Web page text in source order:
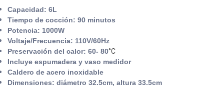
Capacidad: 6L
Tiempo de cocción: 90 minutos
Potencia: 1000W
Voltaje/Frecuencia: 110V/60Hz
Preservación del calor: 60- 80°C
Incluye espumadera y vaso medidor
Caldero de acero inoxidable
Dimensiones: diámetro 32.5cm, altura 33.5cm